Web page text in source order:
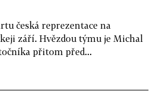
česká reprezentace na
září. Hvězdou týmu je Michal
přitom před...